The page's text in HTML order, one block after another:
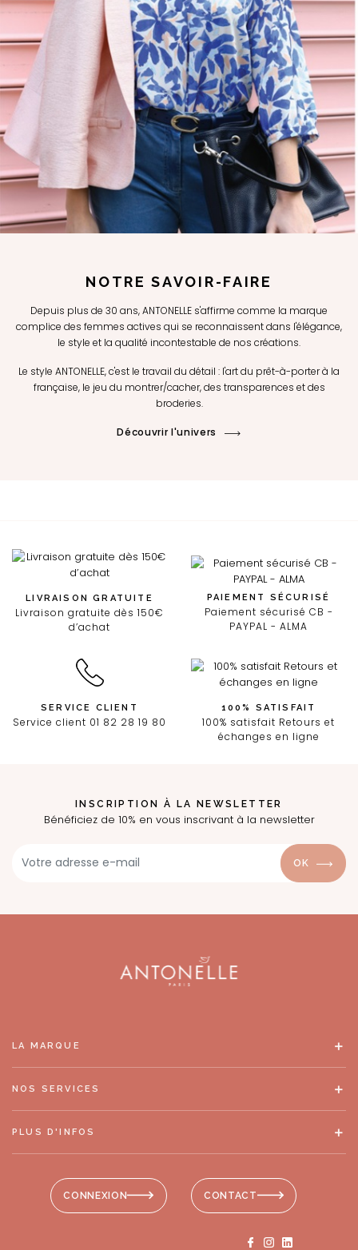
NOTRE SAVOIR-FAIRE
Depuis plus de 30 ans, ANTONELLE s'affirme comme la marque
complice des femmes actives qui se reconnaissent dans l'élégance,
le style et la qualité incontestable de nos créations.
Le style ANTONELLE, c'est le travail du détail : l'art du prêt-à-porter à la
française, le jeu du montrer/cacher, des transparences et des
broderies.
Découvrir l'univers
LIVRAISON GRATUITE
Livraison gratuite dès 150€
d’achat
PAIEMENT SÉCURISÉ
Paiement sécurisé CB -
PAYPAL - ALMA
SERVICE CLIENT
Service client 01 82 28 19 80
100% SATISFAIT
100% satisfait Retours et
échanges en ligne
INSCRIPTION À LA NEWSLETTER
Bénéficiez de 10% en vous inscrivant à la newsletter
OK
CONNEXION CONTACT
LA MARQUE
NOS SERVICES
PLUS D'INFOS